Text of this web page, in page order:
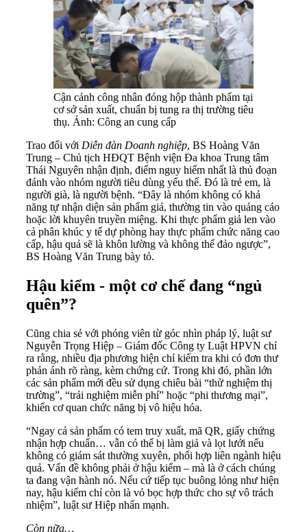
Cận cảnh công nhân đóng hộp thành phẩm tại
cơ sở sản xuất, chuẩn bị tung ra thị trường tiêu
thụ. Ảnh: Công an cung cấp
Trao đổi với Diễn đàn Doanh nghiệp, BS Hoàng Văn
Trung – Chủ tịch HĐQT Bệnh viện Đa khoa Trung tâm
Thái Nguyên nhận định, điểm nguy hiểm nhất là thủ đoạn
đánh vào nhóm người tiêu dùng yếu thế. Đó là trẻ em, là
người già, là người bệnh. “Đây là nhóm không có khả
năng tự nhận diện sản phẩm giả, thường tin vào quảng cáo
hoặc lời khuyên truyền miệng. Khi thực phẩm giả len vào
cả phân khúc y tế dự phòng hay thực phẩm chức năng cao
cấp, hậu quả sẽ là khôn lường và không thể đảo ngược”,
BS Hoàng Văn Trung bày tỏ.
Hậu kiểm - một cơ chế đang “ngủ
quên”?
Cũng chia sẻ với phóng viên từ góc nhìn pháp lý, luật sư
Nguyễn Trọng Hiệp – Giám đốc Công ty Luật HPVN chỉ
ra rằng, nhiều địa phương hiện chỉ kiểm tra khi có đơn thư
phản ánh rõ ràng, kèm chứng cứ. Trong khi đó, phần lớn
các sản phẩm mới đều sử dụng chiêu bài “thử nghiệm thị
trường”, “trải nghiệm miễn phí” hoặc “phi thương mại”,
khiến cơ quan chức năng bị vô hiệu hóa.
“Ngay cả sản phẩm có tem truy xuất, mã QR, giấy chứng
nhận hợp chuẩn… vẫn có thể bị làm giả và lọt lưới nếu
không có giám sát thường xuyên, phối hợp liên ngành hiệu
quả. Vấn đề không phải ở hậu kiểm – mà là ở cách chúng
ta đang vận hành nó. Nếu cứ tiếp tục buông lỏng như hiện
nay, hậu kiểm chỉ còn là vỏ bọc hợp thức cho sự vô trách
nhiệm”, luật sư Hiệp nhấn mạnh.
Còn nữa…